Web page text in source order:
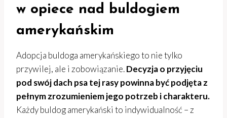
w opiece nad buldogiem
amerykańskim
Adopcja buldoga amerykańskiego to nie tylko
przywilej, ale i zobowiązanie.Decyzja o przyjęciu
pod swój dach psa tej rasy powinna być podjęta z
pełnym zrozumieniem jego potrzeb i charakteru.
Każdy buldog amerykański to indywidualność – z